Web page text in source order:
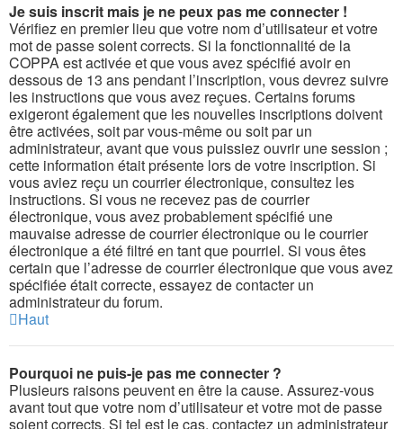
Je suis inscrit mais je ne peux pas me connecter !
Vérifiez en premier lieu que votre nom d’utilisateur et votre
mot de passe soient corrects. Si la fonctionnalité de la
COPPA est activée et que vous avez spécifié avoir en
dessous de 13 ans pendant l’inscription, vous devrez suivre
les instructions que vous avez reçues. Certains forums
exigeront également que les nouvelles inscriptions doivent
être activées, soit par vous-même ou soit par un
administrateur, avant que vous puissiez ouvrir une session ;
cette information était présente lors de votre inscription. Si
vous aviez reçu un courrier électronique, consultez les
instructions. Si vous ne recevez pas de courrier
électronique, vous avez probablement spécifié une
mauvaise adresse de courrier électronique ou le courrier
électronique a été filtré en tant que pourriel. Si vous êtes
certain que l’adresse de courrier électronique que vous avez
spécifiée était correcte, essayez de contacter un
administrateur du forum.
Haut
Pourquoi ne puis-je pas me connecter ?
Plusieurs raisons peuvent en être la cause. Assurez-vous
avant tout que votre nom d’utilisateur et votre mot de passe
soient corrects. Si tel est le cas, contactez un administrateur